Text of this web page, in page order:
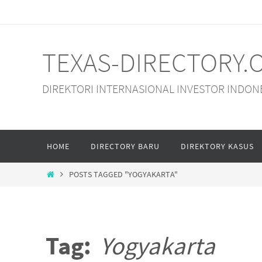
TEXAS-
DIREKTORI INTERNASIONAL INVESTOR
content
HOME DIRECTORY BARU DIREKTORY KASUS
HOMEPOSTS TAGGED "YOGYAKARTA"
Tag: Yogyakarta